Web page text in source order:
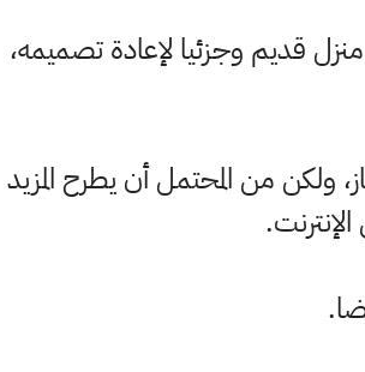
قديم وجزئيا لإعادة تصميمه،
ولكن من المحتمل أن يطرح المزيد